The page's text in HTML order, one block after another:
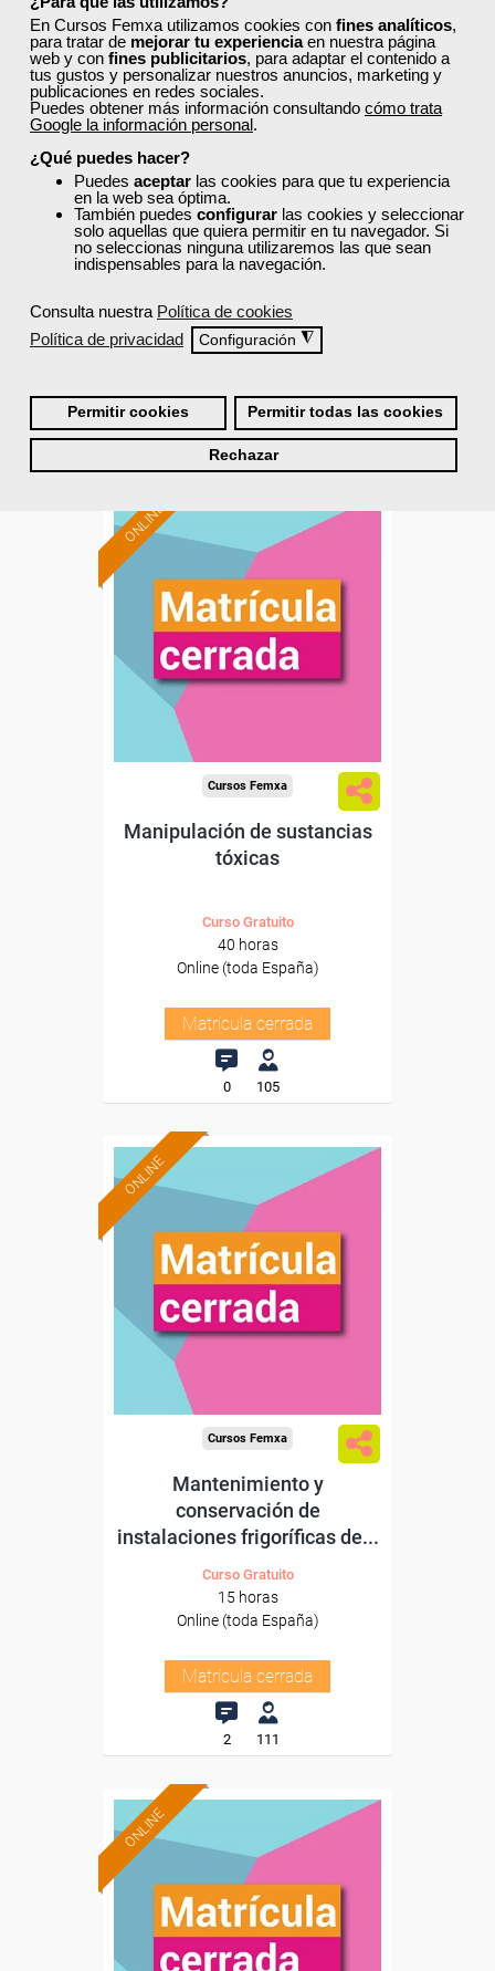
En Cursos Femxa utilizamos cookies con fines analíticos,
para tratar de mejorar tu experienciaen nuestra página
web y con fines publicitarios, para adaptar el contenido a
tus gustos y personalizar nuestros anuncios, marketing y
publicaciones en redes sociales.
Puedes obtener más información consultando cómo trata
Google la información personal.
¿Qué puedes hacer?
Puedes aceptar las cookies para que tu experiencia
en la web sea óptima.
También puedes configurar las cookies y seleccionar
solo aquellas que quiera permitir en tu navegador. Si
no seleccionas ninguna utilizaremos las que sean
indispensables para la navegación.
Consulta nuestra Política de cookies
Política de privacidad
Configuración ◮
Permitir cookies Permitir todas las cookies
Rechazar
Cursos Femxa
Logística integral y logística
inversa en la cadena de...
Curso Gratuito
Online (toda España)
0 108
ONLINE
Cursos Femxa
Manipulación de sustancias
tóxicas
Curso Gratuito
40 horas
Online (toda España)
Matrícula cerrada
0 105
ONLINE
Cursos Femxa
Mantenimiento y
conservación de
instalaciones frigoríficas de...
Curso Gratuito
15 horas
Online (toda España)
Matrícula cerrada
2 111
ONLINE